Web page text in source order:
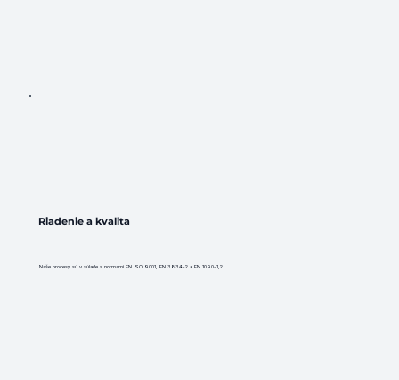
Riadenie a kvalita
Naše procesy sú v súlade s normami EN ISO 9001, EN 3834-2 a EN 1090-1,2.